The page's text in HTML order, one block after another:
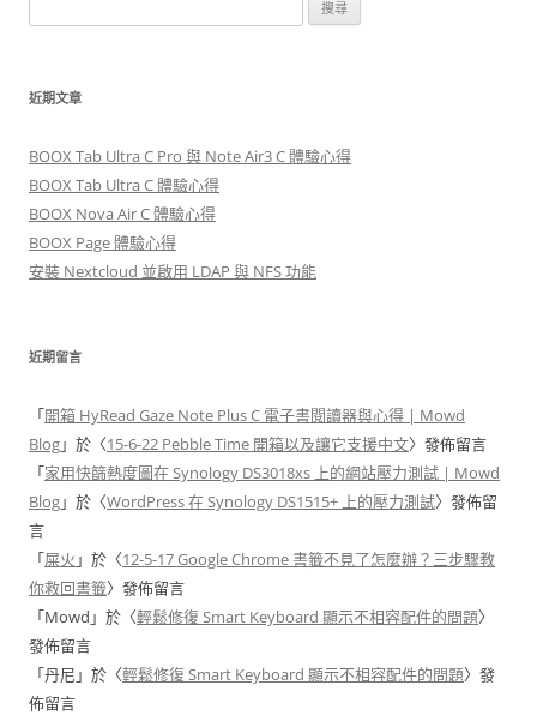
尋
鍵
:
近期文章
BOOX Tab Ultra C Pro 與 Note Air3 C 體驗心得
BOOX Tab Ultra C 體驗心得
BOOX Nova Air C 體驗心得
BOOX Page 體驗心得
安裝 Nextcloud 並啟用 LDAP 與 NFS 功能
近期留言
「開箱 HyRead Gaze Note Plus C 電子書閱讀器與心得 | Mowd
Blog」於〈15-6-22 Pebble Time 開箱以及讓它支援中文〉發佈留言
「家用快篩熱度圖在 Synology DS3018xs 上的網站壓力測試 | Mowd
Blog」於〈WordPress 在 Synology DS1515+ 上的壓力測試〉發佈留
言
「屎火 」於〈12-5-17 Google Chrome 書籤不見了怎麼辦？三步驟教
你救回書籤〉發佈留言
「Mowd 」於〈輕鬆修復 Smart Keyboard 顯示不相容配件的問題〉
發佈留言
「丹尼」於〈輕鬆修復 Smart Keyboard 顯示不相容配件的問題〉發
佈留言